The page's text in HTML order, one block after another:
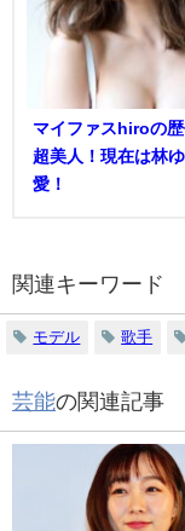
マイファスhiroの
超美人！現在は林
愛！
関連キーワード
モデル 歌手
芸能の関連記事